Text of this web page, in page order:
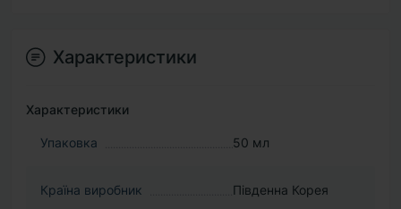
Характеристики
Характеристики
Упаковка 50 мл
Країна виробник Південна Корея